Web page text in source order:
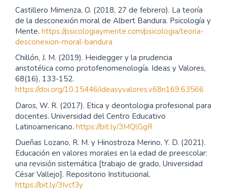
Castillero Mimenza, O. (2018, 27 de febrero). La teoría
de la desconexión moral de Albert Bandura. Psicología y
Mente. https://psicologiaymente.com/psicologia/teoria-
desconexion-moral-bandura
Chillón, J. M. (2019). Heidegger y la prudencia
aristotélica como protofenomenología. Ideas y Valores,
68(16), 133-152.
https://doi.org/10.15446/ideasyvalores.v68n169.63566
Daros, W. R. (2017). Etica y deontologia profesional para
docentes. Universidad del Centro Educativo
Latinoamericano. https://bit.ly/3MQlGgR
Dueñas Lozano, R. M. y Hinostroza Merino, Y. D. (2021).
Educación en valores morales en la edad de preescolar:
una revisión sistemática [trabajo de grado, Universidad
César Vallejo]. Repositorio Institucional.
https://bit.ly/3Ivcf3y